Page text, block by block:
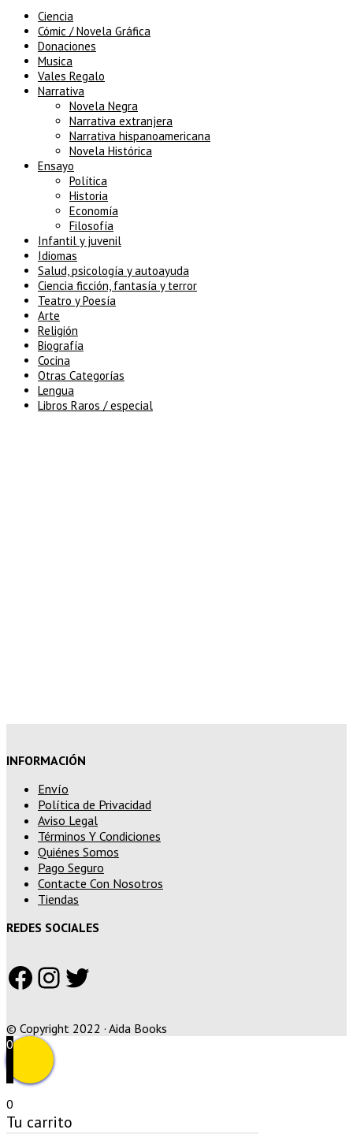
Ciencia
Cómic / Novela Gráfica
Donaciones
Musica
Vales Regalo
Narrativa
Novela Negra
Narrativa extranjera
Narrativa hispanoamericana
Novela Histórica
Ensayo
Política
Historia
Economía
Filosofía
Infantil y juvenil
Idiomas
Salud, psicología y autoayuda
Ciencia ficción, fantasía y terror
Teatro y Poesía
Arte
Religión
Biografía
Cocina
Otras Categorías
Lengua
Libros Raros / especial
INFORMACIÓN
Envío
Política de Privacidad
Aviso Legal
Términos Y Condiciones
Quiénes Somos
Pago Seguro
Contacte Con Nosotros
Tiendas
REDES SOCIALES
Facebook
Instagram
Twitter
© Copyright 2022 · Aida Books
0
0
Tu carrito